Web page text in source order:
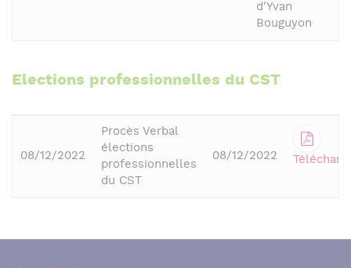
d'Yvan
Bouguyon
Elections professionnelles du CST
08/12/2022
Procès Verbal
élections
professionnelles
du CST
08/12/2022